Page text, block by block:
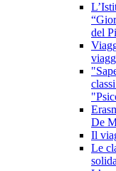
del
De
Il
Le